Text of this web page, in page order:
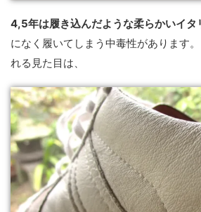
4,5年は履き込んだような柔らかいイタ
になく履いてしまう中毒性があります
れる見た目は、